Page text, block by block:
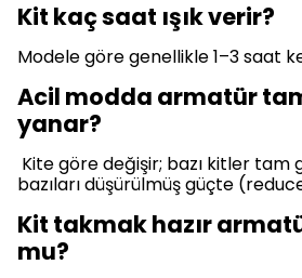
Kit kaç saat ışık verir?
Modele göre genellikle 1–3 saat
Acil modda armatür
yanar?
Kite göre değişir; bazı kitler
bazıları düşürülmüş güçte
Kit takmak hazır
mu?